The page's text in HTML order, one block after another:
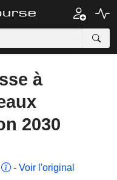
à
2030
- Voir l'original